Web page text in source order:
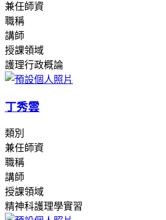
兼任師資
職稱
講師
授課領域
護理行政概論
丁秀雲
類別
兼任師資
職稱
講師
授課領域
精神科護理學實習